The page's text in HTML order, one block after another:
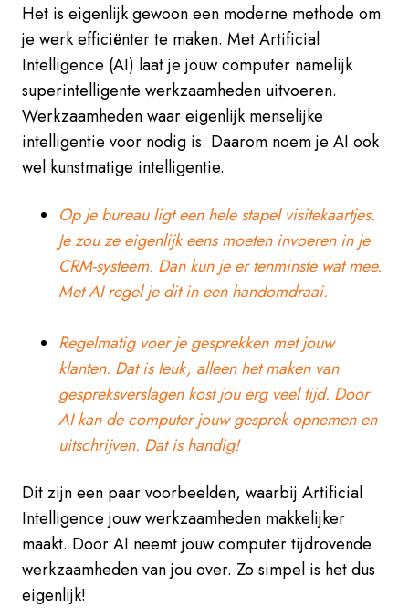
Het is eigenlijk gewoon een moderne methode om
je werk efficiënter te maken. Met Artificial
Intelligence (AI) laat je jouw computer namelijk
superintelligente werkzaamheden uitvoeren.
Werkzaamheden waar eigenlijk menselijke
intelligentie voor nodig is. Daarom noem je AI ook
wel kunstmatige intelligentie.
Op je bureau ligt een hele stapel visitekaartjes.
Je zou ze eigenlijk eens moeten invoeren in je
CRM-systeem. Dan kun je er tenminste wat mee.
Met AI regel je dit in een handomdraai.
Regelmatig voer je gesprekken met jouw
klanten. Dat is leuk, alleen het maken van
gespreksverslagen kost jou erg veel tijd. Door
AI kan de computer jouw gesprek opnemen en
uitschrijven. Dat is handig!
Dit zijn een paar voorbeelden, waarbij Artificial
Intelligence jouw werkzaamheden makkelijker
maakt. Door AI neemt jouw computer tijdrovende
werkzaamheden van jou over. Zo simpel is het dus
eigenlijk!